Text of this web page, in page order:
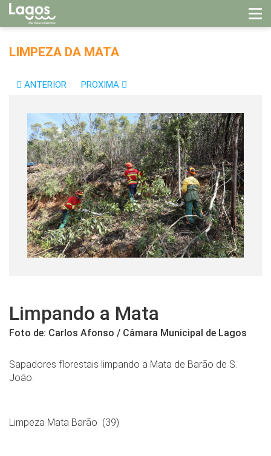
LIMPEZA DA MATA
ANTERIOR PROXIMA
Limpando a Mata
Foto de: Carlos Afonso / Câmara Municipal de Lagos
Sapadores florestais limpando a Mata de Barão de S.
João.
Limpeza Mata Barão (39)